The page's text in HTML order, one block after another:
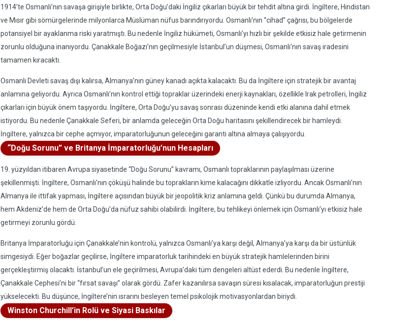
1914’te Osmanlı’nın savaşa girişiyle birlikte, Orta Doğu’daki İngiliz çıkarları büyük bir tehdit altına girdi. İngiltere, Hindistan
ve Mısır gibi sömürgelerinde milyonlarca Müslüman nüfus barındırıyordu. Osmanlı’nın “cihad” çağrısı, bu bölgelerde
potansiyel bir ayaklanma riski yaratmıştı. Bu nedenle İngiliz hükümeti, Osmanlı’yı hızlı bir şekilde etkisiz hale getirmenin
zorunlu olduğuna inanıyordu. Çanakkale Boğazı’nın geçilmesiyle İstanbul’un düşmesi, Osmanlı’nın savaş iradesini
tamamen kıracaktı.
Osmanlı Devleti savaş dışı kalırsa, Almanya’nın güney kanadı açıkta kalacaktı. Bu da İngiltere için stratejik bir avantaj
anlamına geliyordu. Ayrıca Osmanlı’nın kontrol ettiği topraklar üzerindeki enerji kaynakları, özellikle Irak petrolleri, İngiliz
çıkarları için büyük önem taşıyordu. İngiltere, Orta Doğu’yu savaş sonrası düzeninde kendi etki alanına dahil etmek
istiyordu. Bu nedenle Çanakkale Seferi, bir anlamda geleceğin Orta Doğu haritasını şekillendirecek bir hamleydi.
İngiltere, yalnızca bir cephe açmıyor, imparatorluğunun geleceğini garanti altına almaya çalışıyordu.
“Doğu Sorunu” ve Britanya İmparatorluğu’nun Hesapları
19. yüzyıldan itibaren Avrupa siyasetinde “Doğu Sorunu” kavramı, Osmanlı topraklarının paylaşılması üzerine
şekillenmişti. İngiltere, Osmanlı’nın çöküşü halinde bu toprakların kime kalacağını dikkatle izliyordu. Ancak Osmanlı’nın
Almanya ile ittifak yapması, İngiltere açısından büyük bir jeopolitik kriz anlamına geldi. Çünkü bu durumda Almanya,
hem Akdeniz’de hem de Orta Doğu’da nüfuz sahibi olabilirdi. İngiltere, bu tehlikeyi önlemek için Osmanlı’yı etkisiz hale
getirmeyi zorunlu gördü.
Britanya İmparatorluğu için Çanakkale’nin kontrolü, yalnızca Osmanlı’ya karşı değil, Almanya’ya karşı da bir üstünlük
simgesiydi. Eğer boğazlar geçilirse, İngiltere imparatorluk tarihindeki en büyük stratejik hamlelerinden birini
gerçekleştirmiş olacaktı. İstanbul’un ele geçirilmesi, Avrupa’daki tüm dengeleri altüst ederdi. Bu nedenle İngiltere,
Çanakkale Cephesi’ni bir “fırsat savaşı” olarak gördü. Zafer kazanılırsa savaşın süresi kısalacak, imparatorluğun prestiji
yükselecekti. Bu düşünce, İngiltere’nin ısrarını besleyen temel psikolojik motivasyonlardan biriydi.
Winston Churchill’in Rolü ve Siyasi Baskılar